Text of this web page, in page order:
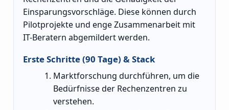
Einsparungsvorschläge. Diese können durch
Pilotprojekte und enge Zusammenarbeit mit
IT-Beratern abgemildert werden.
Erste Schritte (90 Tage) & Stack
Marktforschung durchführen, um die
Bedürfnisse der Rechenzentren zu
verstehen.